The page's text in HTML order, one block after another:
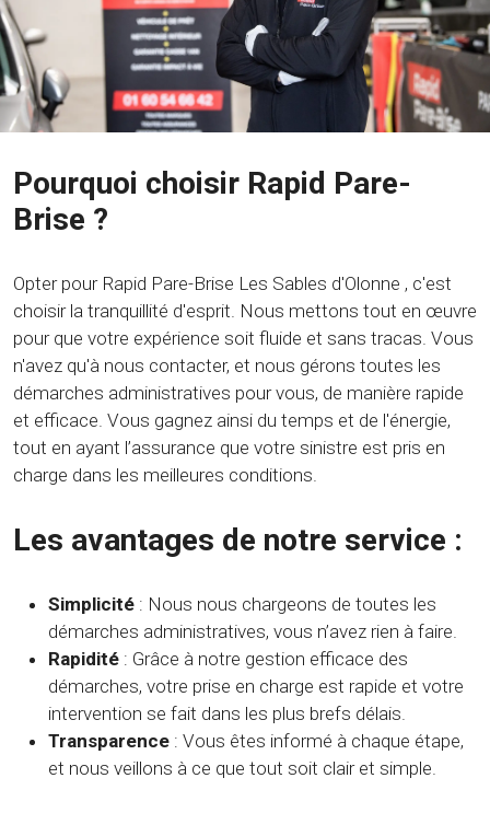
Pourquoi choisir Rapid Pare-
Brise ?
Opter pour Rapid Pare-Brise Les Sables d'Olonne , c'est
choisir la tranquillité d'esprit. Nous mettons tout en œuvre
pour que votre expérience soit fluide et sans tracas. Vous
n'avez qu'à nous contacter, et nous gérons toutes les
démarches administratives pour vous, de manière rapide
et efficace. Vous gagnez ainsi du temps et de l'énergie,
tout en ayant l’assurance que votre sinistre est pris en
charge dans les meilleures conditions.
Les avantages de notre service :
Simplicité : Nous nous chargeons de toutes les
démarches administratives, vous n’avez rien à faire.
Rapidité : Grâce à notre gestion efficace des
démarches, votre prise en charge est rapide et votre
intervention se fait dans les plus brefs délais.
Transparence : Vous êtes informé à chaque étape,
et nous veillons à ce que tout soit clair et simple.